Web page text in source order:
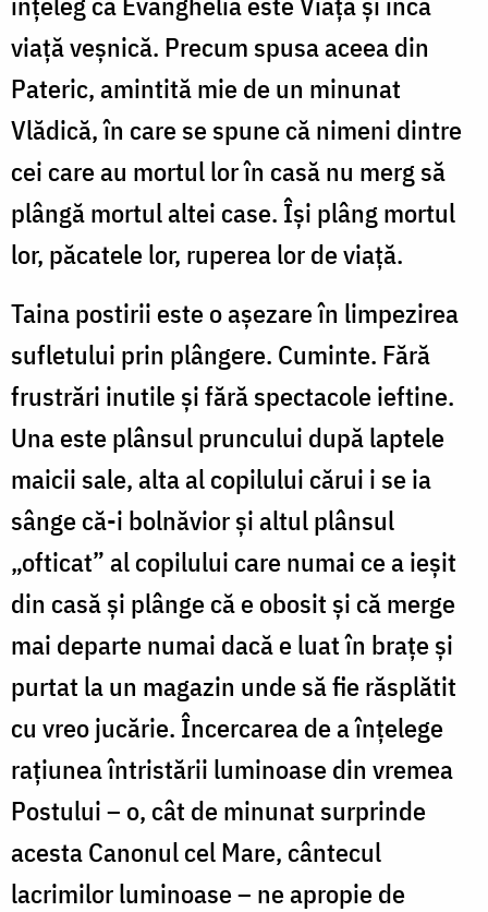
viață veșnică. Precum spusa aceea din
Pateric, amintită mie de un minunat
Vlădică, în care se spune că nimeni dintre
cei care au mortul lor în casă nu merg să
plângă mortul altei case. Își plâng mortul
lor, păcatele lor, ruperea lor de viață.
Taina postirii este o așezare în limpezirea
sufletului prin plângere. Cuminte. Fără
frustrări inutile și fără spectacole ieftine.
Una este plânsul pruncului după laptele
maicii sale, alta al copilului cărui i se ia
sânge că-i bolnăvior și altul plânsul
„ofticat” al copilului care numai ce a ieșit
din casă și plânge că e obosit și că merge
mai departe numai dacă e luat în brațe și
purtat la un magazin unde să fie răsplătit
cu vreo jucărie. Încercarea de a înțelege
rațiunea întristării luminoase din vremea
Postului – o, cât de minunat surprinde
acesta Canonul cel Mare, cântecul
lacrimilor luminoase – ne apropie de